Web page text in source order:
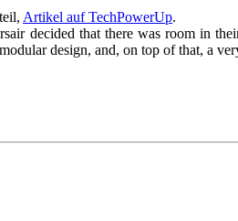
Artikel auf TechPowerUp.
decided that there was room in
design, and, on top of that, a